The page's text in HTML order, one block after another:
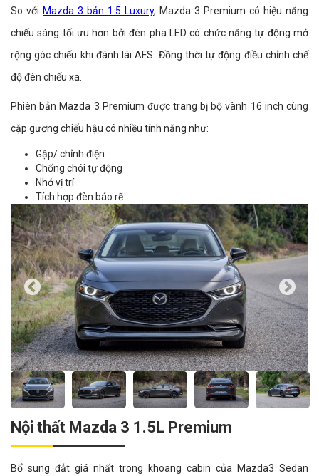
So với Mazda 3 bản 1.5 Luxury, Mazda 3 Premium có hiệu năng
chiếu sáng tối ưu hơn bởi đèn pha LED có chức năng tự động mở
rộng góc chiếu khi đánh lái AFS. Đồng thời tự động điều chỉnh chế
độ đèn chiếu xa.
Phiên bản Mazda 3 Premium được trang bị bộ vành 16 inch cùng
cặp gương chiếu hậu có nhiều tính năng như:
Gập/ chỉnh điện
Chống chói tự động
Nhớ vị trí
Tích hợp đèn báo rẽ
Nội thất Mazda 3 1.5L Premium
Bổ sung đắt giá nhất trong khoang cabin của Mazda3 Sedan